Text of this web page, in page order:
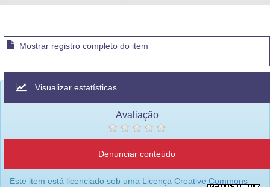
Mostrar registro completo do item
Visualizar estatísticas
Avaliação
Denunciar conteúdo
Este item está licenciado sob uma Licença Creative Commons